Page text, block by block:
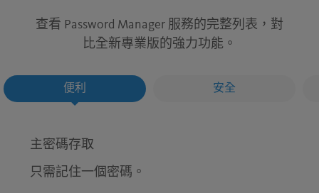
查看 Password Manager 服務的完整列表，對
比全新專業版的強力功能。
便利 安全
主密碼存取
只需記住一個密碼。